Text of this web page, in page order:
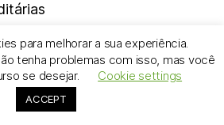
para melhorar a sua experiência.
tenha problemas com isso, mas você
se desejar.
Cookie settings
ACCEPT